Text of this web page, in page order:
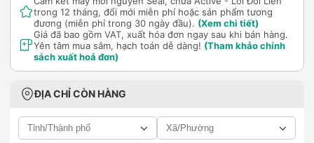
trong 12 tháng, đổi mới miễn phí hoặc sản phẩm tương
đương (miễn phí trong 30 ngày đầu). (Xem chi tiết)
Giá đã bao gồm VAT, xuất hóa đơn ngay sau khi bán hàng.
Yên tâm mua sắm, hạch toán dễ dàng! (Tham khảo chính
sách xuất hoá đơn)
ĐỊA CHỈ CÒN HÀNG